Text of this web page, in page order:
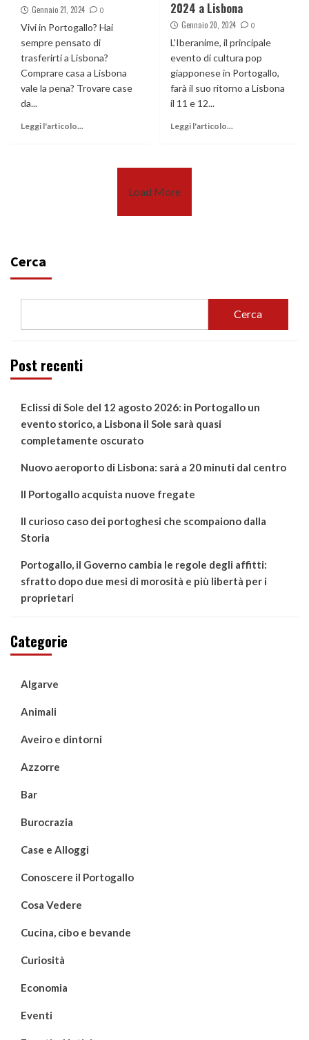
Gennaio 21, 2024 0
Vivi in Portogallo? Hai
sempre pensato di
trasferirti a Lisbona?
Comprare casa a Lisbona
vale la pena? Trovare case
da...
Leggi l'articolo...
2024 a Lisbona
Gennaio 20, 2024 0
L'Iberanime, il principale
evento di cultura pop
giapponese in Portogallo,
farà il suo ritorno a Lisbona
il 11 e 12...
Leggi l'articolo...
Load More
Cerca
Cerca
Post recenti
Eclissi di Sole del 12 agosto 2026: in Portogallo un
evento storico, a Lisbona il Sole sarà quasi
completamente oscurato
Nuovo aeroporto di Lisbona: sarà a 20 minuti dal centro
Il Portogallo acquista nuove fregate
Il curioso caso dei portoghesi che scompaiono dalla
Storia
Portogallo, il Governo cambia le regole degli affitti:
sfratto dopo due mesi di morosità e più libertà per i
proprietari
Categorie
Algarve
Animali
Aveiro e dintorni
Azzorre
Bar
Burocrazia
Case e Alloggi
Conoscere il Portogallo
Cosa Vedere
Cucina, cibo e bevande
Curiosità
Economia
Eventi